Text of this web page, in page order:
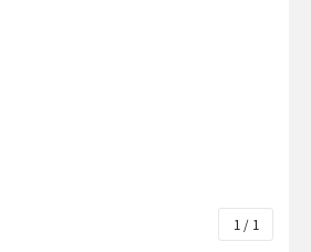
1 / 1